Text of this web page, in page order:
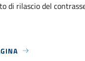
di rilascio del